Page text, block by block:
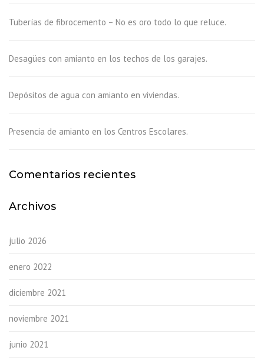
Tuberías de fibrocemento – No es oro todo lo que reluce.
Desagües con amianto en los techos de los garajes.
Depósitos de agua con amianto en viviendas.
Presencia de amianto en los Centros Escolares.
Comentarios recientes
Archivos
julio 2026
enero 2022
diciembre 2021
noviembre 2021
junio 2021